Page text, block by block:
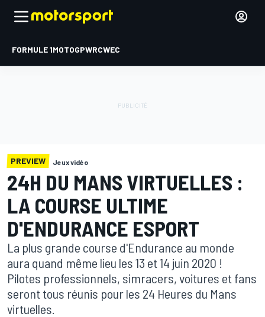
FORMULE 1MOTOGPWRCWEC
PREVIEW Jeux vidéo
24H DU MANS VIRTUELLES :
LA COURSE ULTIME
D'ENDURANCE ESPORT
La plus grande course d'Endurance au monde
aura quand même lieu les 13 et 14 juin 2020 !
Pilotes professionnels, simracers, voitures et fans
seront tous réunis pour les 24 Heures du Mans
virtuelles.